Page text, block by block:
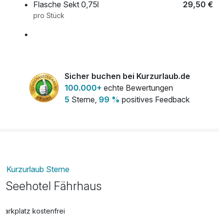
Flasche Sekt 0,75l 29,50 €
pro Stück
Frühstück am Anreisetag
pro Person
pro Person
Sicher buchen bei Kurzurlaub.de
100.000+ echte Bewertungen
5 Sterne, 99 % positives Feedback
Kurzurlaub Sterne
Seehotel Fährhaus
Parkplatz kostenfrei